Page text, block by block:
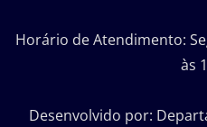
Horário de Atendimento:
às
Desenvolvido por: